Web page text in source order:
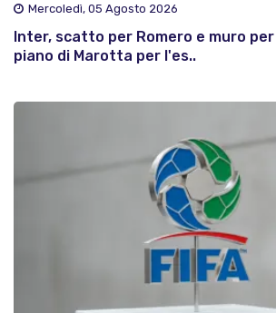
Mercoledì, 05 Agosto 2026
Inter, scatto per Romero e muro
piano di Marotta per l'es..